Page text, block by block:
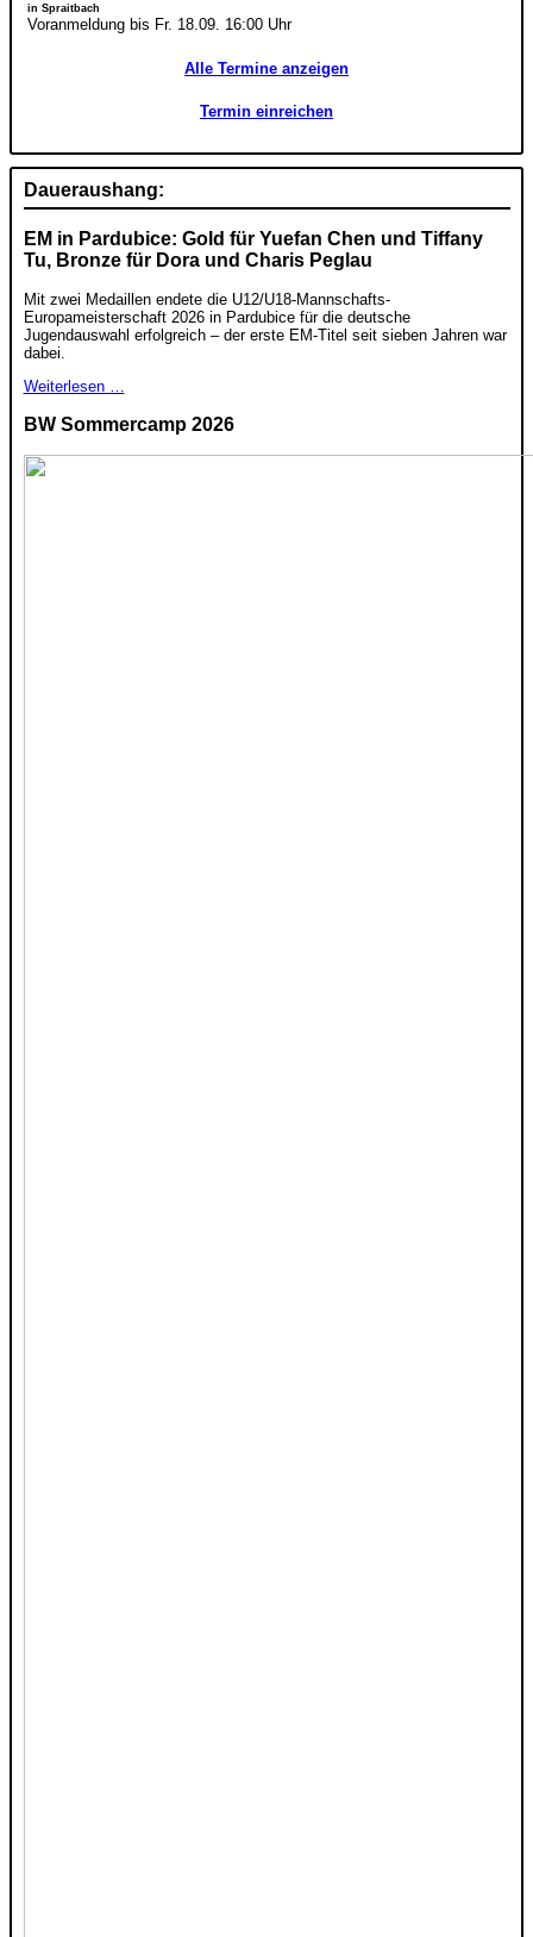
in Spraitbach
Voranmeldung bis Fr. 18.09. 16:00 Uhr
Alle Termine anzeigen
Termin einreichen
Daueraushang:
EM in Pardubice: Gold für Yuefan Chen und Tiffany
Tu, Bronze für Dora und Charis Peglau
Mit zwei Medaillen endete die U12/U18-Mannschafts-
Europameisterschaft 2026 in Pardubice für die deutsche
Jugendauswahl erfolgreich – der erste EM-Titel seit sieben Jahren war
dabei.
Weiterlesen …
BW Sommercamp 2026